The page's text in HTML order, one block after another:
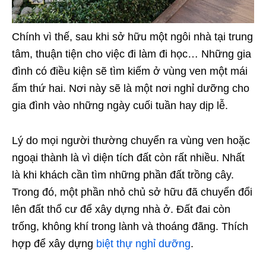
Chính vì thế, sau khi sở hữu một ngôi nhà tại trung
tâm, thuận tiện cho việc đi làm đi học… Những gia
đình có điều kiện sẽ tìm kiếm ở vùng ven một mái
ấm thứ hai. Nơi này sẽ là một nơi nghỉ dưỡng cho
gia đình vào những ngày cuối tuần hay dịp lễ.
Lý do mọi người thường chuyển ra vùng ven hoặc
ngoại thành là vì diện tích đất còn rất nhiều. Nhất
là khi khách cần tìm những phần đất trồng cây.
Trong đó, một phần nhỏ chủ sở hữu đã chuyển đổi
lên đất thổ cư để xây dựng nhà ở. Đất đai còn
trống, không khí trong lành và thoáng đãng. Thích
hợp để xây dựng biệt thự nghỉ dưỡng.